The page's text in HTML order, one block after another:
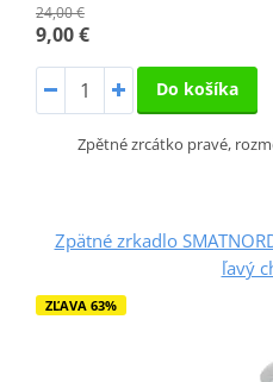
24,00 €
9,00 €
Do košíka
Zpětné zrcátko pravé,
Zpätné zrkadlo
ľavý
ZĽAVA 63%